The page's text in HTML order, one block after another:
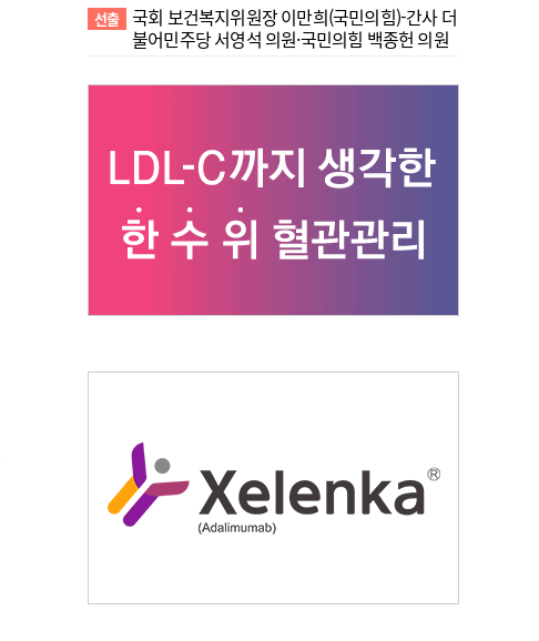
선출 국회 보건복지위원장 이만희(국민의힘)-간사 더
불어민주당 서영석 의원·국민의힘 백종헌 의원